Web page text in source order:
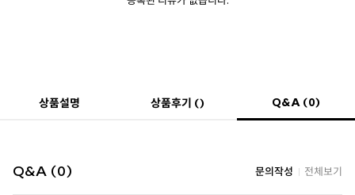
상품설명 상품후기 () Q&A (0)
Q&A (0) 문의작성 전체보기